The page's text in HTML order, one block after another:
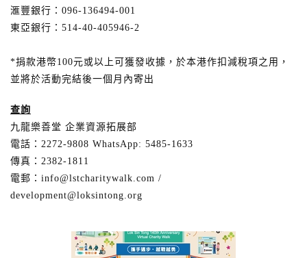
滙豐銀行：096-136494-001
東亞銀行：514-40-405946-2
*捐款港幣100元或以上可獲發收據，於本港作扣減稅項之用，
並將於活動完結後一個月內寄出
查詢
九龍樂善堂 企業資源拓展部
電話：2272-9808 WhatsApp: 5485-1633
傳真：2382-1811
電郵：info@lstcharitywalk.com /
development@loksintong.org